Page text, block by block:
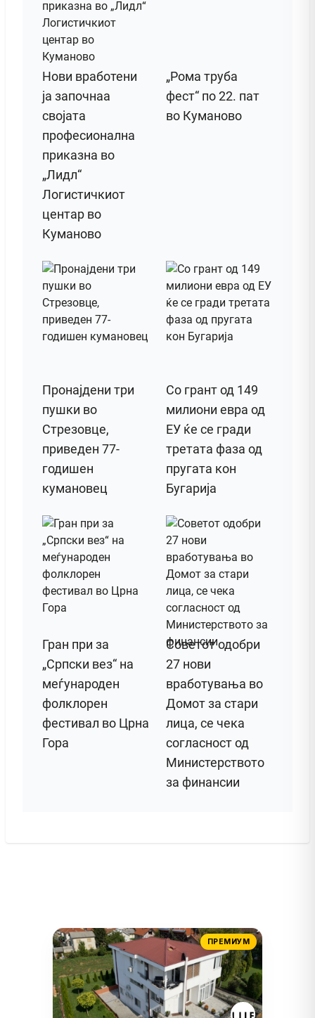
Нови вработени
ја започнаа
својата
професионална
приказна во
„Лидл“
Логистичкиот
центар во
Куманово
„Рома труба
фест“ по 22. пат
во Куманово
Пронајдени три
пушки во
Стрезовце,
приведен 77-
годишен
кумановец
Со грант од 149
милиони евра од
ЕУ ќе се гради
третата фаза од
пругата кон
Бугарија
Гран при за
„Српски вез“ на
меѓународен
фолклорен
фестивал во Црна
Гора
Советот одобри
27 нови
вработувања во
Домот за стари
лица, се чека
согласност од
Министерството
за финансии
ПРЕМИУМ